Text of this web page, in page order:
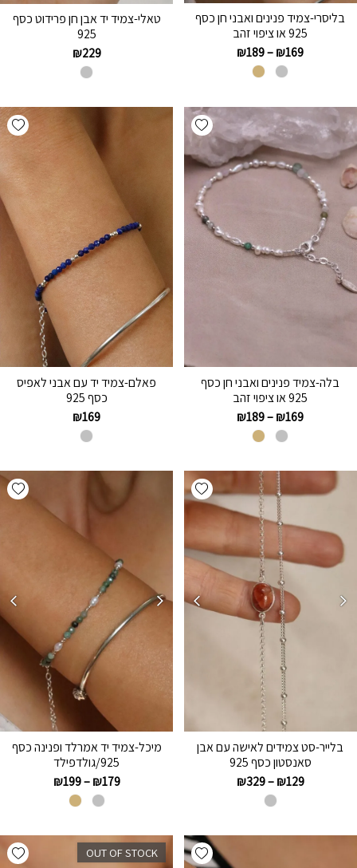
בליסרי-צמיד פנינים ואבני חן כסף
925 או ציפוי זהב
₪169
–
₪189
טאלי-צמיד יד אבן חן פרידוט כסף
925
₪229
Add wishlist
בלה-צמיד פנינים ואבני חן כסף
925 או ציפוי זהב
₪169
–
₪189
פאלם-צמיד יד עם אבני לאפיס
כסף 925
₪169
Add wishlist
בלייר-סט צמידים לאישה עם אבן
סאנסטון כסף 925
₪129
–
₪329
מיכל-צמיד יד אמרלד ופנינה כסף
925/גולדפילד
₪179
–
₪199
Add wishlist
OUT OF STOCK